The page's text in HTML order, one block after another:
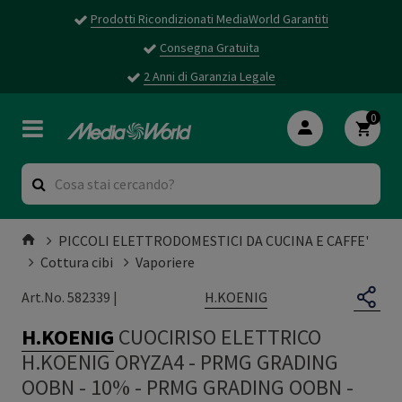
Prodotti Ricondizionati MediaWorld Garantiti
Consegna Gratuita
2 Anni di Garanzia Legale
0
PICCOLI ELETTRODOMESTICI DA CUCINA E CAFFE'
Cottura cibi
Vaporiere
Art.No. 582339 |
H.KOENIG
H.KOENIG CUOCIRISO ELETTRICO
H.KOENIG ORYZA4 - PRMG GRADING
OOBN - 10% - PRMG GRADING OOBN -